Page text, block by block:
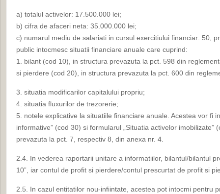
a) totalul activelor: 17.500.000 lei;
b) cifra de afaceri neta: 35.000.000 lei;
c) numarul mediu de salariati in cursul exercitiului financiar: 50,
public intocmesc situatii financiare anuale care cuprind:
1. bilant (cod 10), in structura prevazuta la pct. 598 din
si pierdere (cod 20), in structura prevazuta la pct. 600 din
3. situatia modificarilor capitalului propriu;
4. situatia fluxurilor de trezorerie;
5. notele explicative la situatiile financiare anuale. Acestea vor fi
informative” (cod 30) si formularul „Situatia activelor imobilizate”
prevazuta la pct. 7, respectiv 8, din anexa nr. 4.
2.4. In vederea raportarii unitare a informatiilor, bilantul/bilantul
10”, iar contul de profit si pierdere/contul prescurtat de profit si
2.5. In cazul entitatilor nou-infiintate, acestea pot intocmi pentru